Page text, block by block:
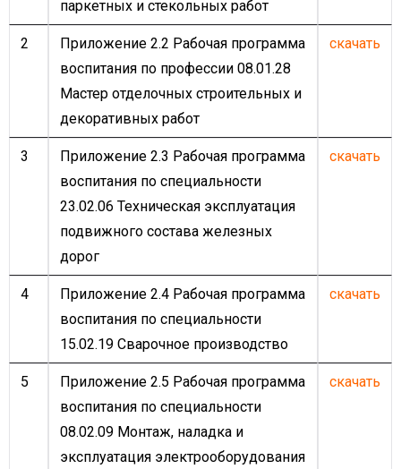
паркетных и стекольных работ
2
Приложение 2.2 Рабочая программа
воспитания по профессии 08.01.28
Мастер отделочных строительных и
декоративных работ
скачать
3
Приложение 2.3 Рабочая программа
воспитания по специальности
23.02.06 Техническая эксплуатация
подвижного состава железных
дорог
скачать
4
Приложение 2.4 Рабочая программа
воспитания по специальности
15.02.19 Сварочное производство
скачать
5
Приложение 2.5 Рабочая программа
воспитания по специальности
08.02.09 Монтаж, наладка и
эксплуатация электрооборудования
скачать